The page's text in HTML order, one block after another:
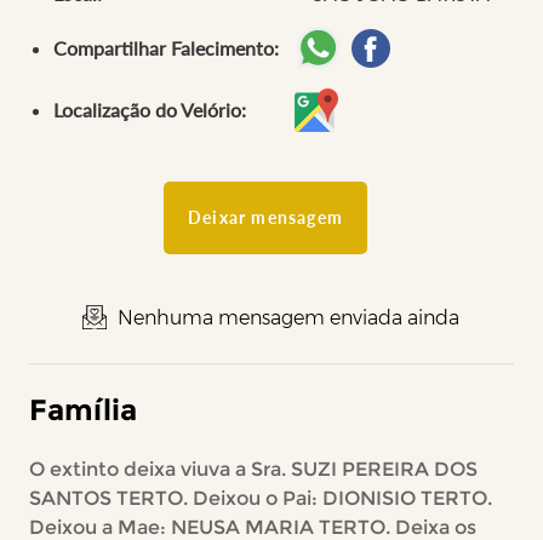
Compartilhar Falecimento:
Localização do Velório:
Deixar mensagem
Nenhuma mensagem enviada ainda
Família
O extinto deixa viuva a Sra. SUZI PEREIRA DOS
SANTOS TERTO. Deixou o Pai: DIONISIO TERTO.
Deixou a Mae: NEUSA MARIA TERTO. Deixa os